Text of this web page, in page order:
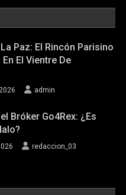
Paz: El Rincón Parisino
El Vientre De
admin
Bróker Go4Rex: ¿Es
redaccion_03